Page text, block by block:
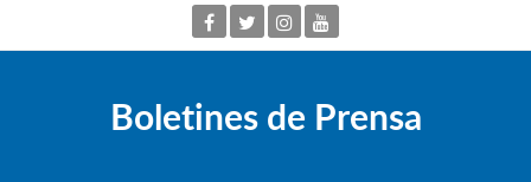
Boletines de Prensa